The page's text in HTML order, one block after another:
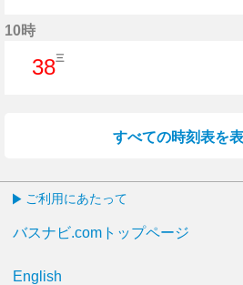
10時
38三
すべての時刻表を
ご利用にあたって
バスナビ.comトップページ
English